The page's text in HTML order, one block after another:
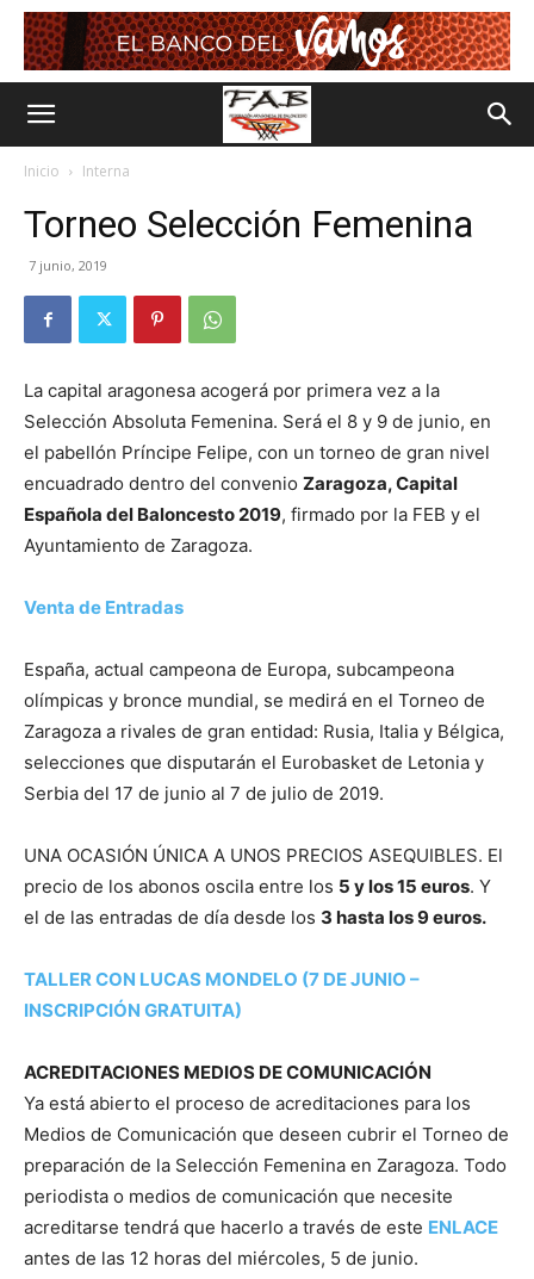
Inicio Interna
Torneo Selección Femenina
7 junio, 2019
La capital aragonesa acogerá por primera vez a la
Selección Absoluta Femenina. Será el 8 y 9 de junio, en
el pabellón Príncipe Felipe, con un torneo de gran nivel
encuadrado dentro del convenio Zaragoza, Capital
Española del Baloncesto 2019, firmado por la FEB y el
Ayuntamiento de Zaragoza.
Venta de Entradas
España, actual campeona de Europa, subcampeona
olímpicas y bronce mundial, se medirá en el Torneo de
Zaragoza a rivales de gran entidad: Rusia, Italia y Bélgica,
selecciones que disputarán el Eurobasket de Letonia y
Serbia del 17 de junio al 7 de julio de 2019.
UNA OCASIÓN ÚNICA A UNOS PRECIOS ASEQUIBLES. El
precio de los abonos oscila entre los 5 y los 15 euros. Y
el de las entradas de día desde los 3 hasta los 9 euros.
TALLER CON LUCAS MONDELO (7 DE JUNIO –
INSCRIPCIÓN GRATUITA)
ACREDITACIONES MEDIOS DE COMUNICACIÓN
Ya está abierto el proceso de acreditaciones para los
Medios de Comunicación que deseen cubrir el Torneo de
preparación de la Selección Femenina en Zaragoza. Todo
periodista o medios de comunicación que necesite
acreditarse tendrá que hacerlo a través de este ENLACE
antes de las 12 horas del miércoles, 5 de junio.